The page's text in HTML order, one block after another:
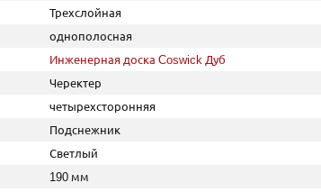
Трехслойная
однополосная
Инженерная доска Coswick Дуб
Черектер
четырехсторонняя
Подснежник
Светлый
190 мм